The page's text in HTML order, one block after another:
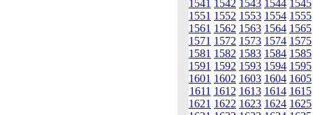
1541 1542 1543 1544 1545
1551 1552 1553 1554 1555
1561 1562 1563 1564 1565
1571 1572 1573 1574 1575
1581 1582 1583 1584 1585
1591 1592 1593 1594 1595
1601 1602 1603 1604 1605
1611 1612 1613 1614 1615
1621 1622 1623 1624 1625